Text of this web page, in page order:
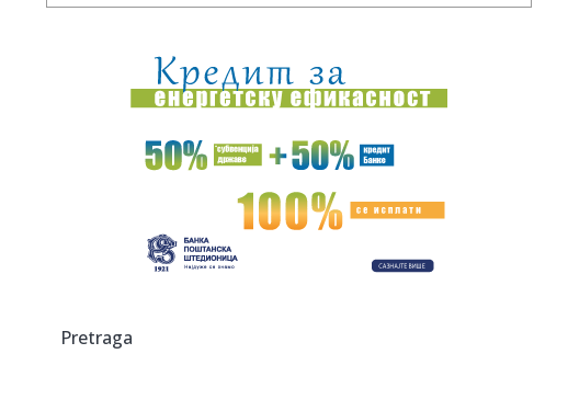
00:01:Na današnji dan, 7. avgust
23:59:U predgrađu Damaska podignut autobus u vazduh, dve
osobe poginul...
ROMAŠČENKO POSLE POTOPA U HUMSKOJ: Jedna stvar
23:54:Aleksić: "Nemamo čega da se plašimo u Kazahstanu"
Pretraga